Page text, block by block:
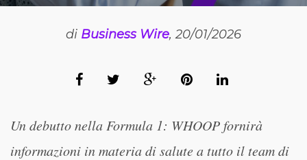
di Business Wire, 20/01/2026
Un debutto nella Formula 1: WHOOP fornirà
informazioni in materia di salute a tutto il team di